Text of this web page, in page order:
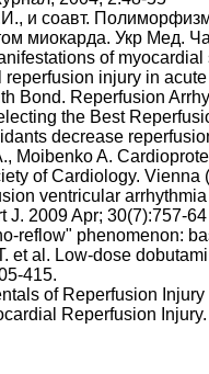
и соавт. Полиморфизм
миокарда. Укр Мед.
of
injury in
Bond. Reperfusion
the Best
decrease
Moibenko A.
of Cardiology. Vienna
ventricular
J. 2009 Apr; 30(7):757-64
reflow" phenomenon:
et al. Low-dose
415.
of Reperfusion
Reperfusion